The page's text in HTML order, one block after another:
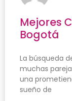
Mejores
Bogotá
La búsqueda
muchas
una
sueño de